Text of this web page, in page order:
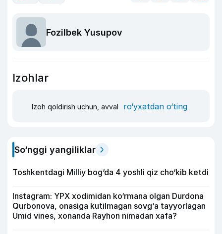
Fozilbek Yusupov
Izohlar
Izoh qoldirish uchun, avval ro‘yxatdan o‘ting
So‘nggi yangiliklar
Toshkentdagi Milliy bog‘da 4 yoshli qiz cho‘kib ketdi
Instagram: YPX xodimidan ko‘rmana olgan Durdona
Qurbonova, onasiga kutilmagan sovg‘a tayyorlagan
Umid vines, xonanda Rayhon nimadan xafa?